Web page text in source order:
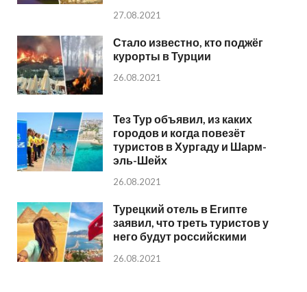
27.08.2021
Стало известно, кто поджёг
курорты в Турции
26.08.2021
Тез Тур объявил, из каких
городов и когда повезёт
туристов в Хургаду и Шарм-
эль-Шейх
26.08.2021
Турецкий отель в Египте
заявил, что треть туристов у
него будут российскими
26.08.2021